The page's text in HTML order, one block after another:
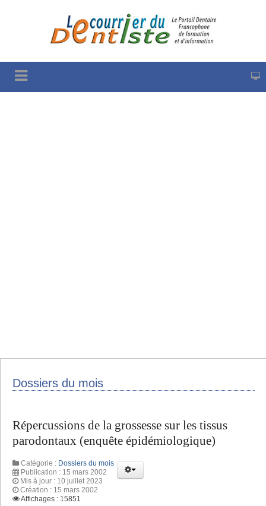
Dossiers du mois
Répercussions de la grossesse sur les tissus
parodontaux (enquête épidémiologique)
Catégorie : Dossiers du mois
Publication : 15 mars 2002
Mis à jour : 10 juillet 2023
Création : 15 mars 2002
Affichages : 15851